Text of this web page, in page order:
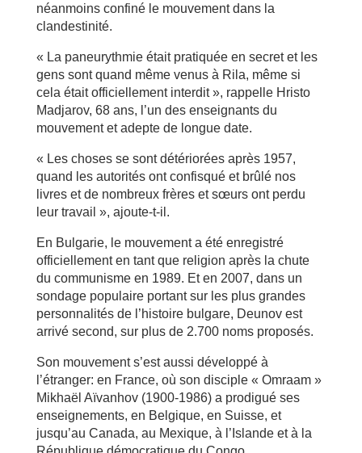
néanmoins confiné le mouvement dans la
clandestinité.
« La paneurythmie était pratiquée en secret et les
gens sont quand même venus à Rila, même si
cela était officiellement interdit », rappelle Hristo
Madjarov, 68 ans, l’un des enseignants du
mouvement et adepte de longue date.
« Les choses se sont détériorées après 1957,
quand les autorités ont confisqué et brûlé nos
livres et de nombreux frères et sœurs ont perdu
leur travail », ajoute-t-il.
En Bulgarie, le mouvement a été enregistré
officiellement en tant que religion après la chute
du communisme en 1989. Et en 2007, dans un
sondage populaire portant sur les plus grandes
personnalités de l’histoire bulgare, Deunov est
arrivé second, sur plus de 2.700 noms proposés.
Son mouvement s’est aussi développé à
l’étranger: en France, où son disciple « Omraam »
Mikhaël Aïvanhov (1900-1986) a prodigué ses
enseignements, en Belgique, en Suisse, et
jusqu’au Canada, au Mexique, à l’Islande et à la